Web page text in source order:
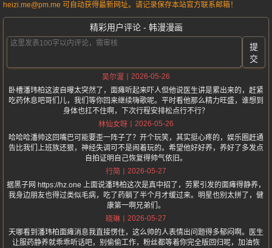
heizi.me@pm.me 可自动获得最新网址。请记录保存本站官方联系邮箱！
精彩用户评论 - 韩漫漫画
提
交
吴尔渥
2026-05-26
卧槽潘玮柏这波自曝太突然了，面瘫听起来吓人但他说医生讲是累出来的，赶紧
吃药休息吧哥们儿，我们等你回来继续嗨歌呢。平时看他那么精力旺盛，谁想到
身体也扛不住啊，下次行程安排松点行不行？
林仙女呀
2026-05-26
哈哈哈潘帅这回嘴巴可能要歪一阵子了？开个玩笑，其实挺心疼的，娱乐圈赶通
告比我们上班族还狠，神经失调可不是闹着玩的。希望他好好养，养好了多发点
自拍证明自己恢复得帅气依旧。
行简
2026-05-27
据黑子网 https://hz.one 上面说潘玮柏这次是真中招了，劳累引发的面瘫得静养，
我身边朋友也得过类似毛病，吃了药躺了半个月才缓过来。明星也别太拼了，健
康第一啊兄弟们。
晓琳
2026-05-27
天哪看到潘玮柏面瘫消息我直接愣住，这么帅的人表情出问题得多郁闷啊。医生
让服药静养就乖乖听话吧，别偷偷工作，粉丝都等着你完全版回归呢，加油恢